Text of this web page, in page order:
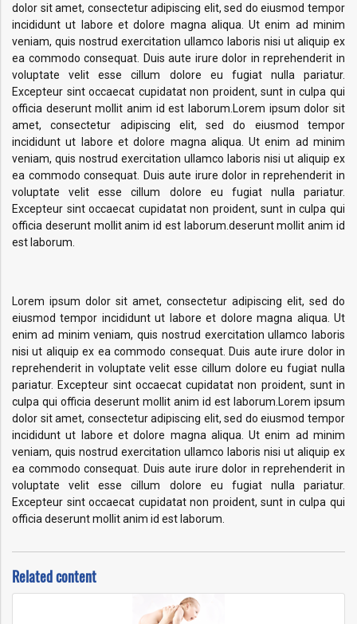
dolor sit amet, consectetur adipiscing elit, sed do eiusmod tempor
incididunt ut labore et dolore magna aliqua. Ut enim ad minim
veniam, quis nostrud exercitation ullamco laboris nisi ut aliquip ex
ea commodo consequat. Duis aute irure dolor in reprehenderit in
voluptate velit esse cillum dolore eu fugiat nulla pariatur.
Excepteur sint occaecat cupidatat non proident, sunt in culpa qui
officia deserunt mollit anim id est laborum.Lorem ipsum dolor sit
amet, consectetur adipiscing elit, sed do eiusmod tempor
incididunt ut labore et dolore magna aliqua. Ut enim ad minim
veniam, quis nostrud exercitation ullamco laboris nisi ut aliquip ex
ea commodo consequat. Duis aute irure dolor in reprehenderit in
voluptate velit esse cillum dolore eu fugiat nulla pariatur.
Excepteur sint occaecat cupidatat non proident, sunt in culpa qui
officia deserunt mollit anim id est laborum.deserunt mollit anim id
est laborum.
Lorem ipsum dolor sit amet, consectetur adipiscing elit, sed do
eiusmod tempor incididunt ut labore et dolore magna aliqua. Ut
enim ad minim veniam, quis nostrud exercitation ullamco laboris
nisi ut aliquip ex ea commodo consequat. Duis aute irure dolor in
reprehenderit in voluptate velit esse cillum dolore eu fugiat nulla
pariatur. Excepteur sint occaecat cupidatat non proident, sunt in
culpa qui officia deserunt mollit anim id est laborum.Lorem ipsum
dolor sit amet, consectetur adipiscing elit, sed do eiusmod tempor
incididunt ut labore et dolore magna aliqua. Ut enim ad minim
veniam, quis nostrud exercitation ullamco laboris nisi ut aliquip ex
ea commodo consequat. Duis aute irure dolor in reprehenderit in
voluptate velit esse cillum dolore eu fugiat nulla pariatur.
Excepteur sint occaecat cupidatat non proident, sunt in culpa qui
officia deserunt mollit anim id est laborum.
Related content